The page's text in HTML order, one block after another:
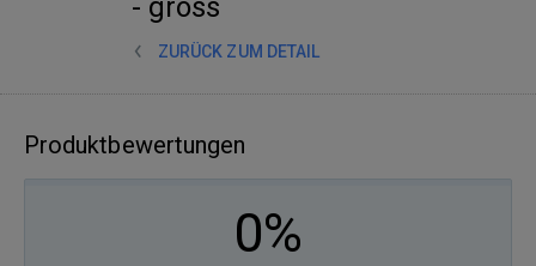
- gross
ZURÜCK ZUM DETAIL
Produktbewertungen
0%